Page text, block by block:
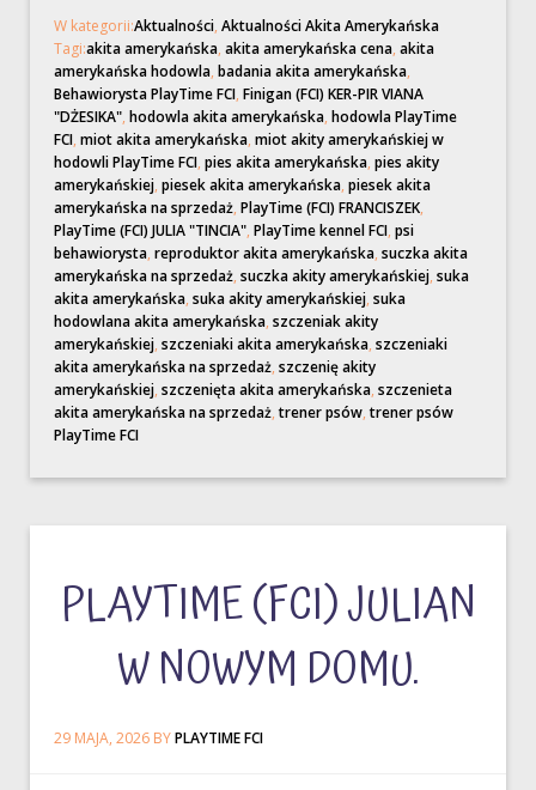
W kategorii:Aktualności,Aktualności Akita Amerykańska
Tagi:akita amerykańska,akita amerykańska cena,akita
amerykańska hodowla,badania akita amerykańska,
Behawiorysta PlayTime FCI,Finigan (FCI) KER-PIR VIANA
"DŻESIKA",hodowla akita amerykańska,hodowla PlayTime
FCI,miot akita amerykańska,miot akity amerykańskiej w
hodowli PlayTime FCI,pies akita amerykańska,pies akity
amerykańskiej,piesek akita amerykańska,piesek akita
amerykańska na sprzedaż,PlayTime (FCI) FRANCISZEK,
PlayTime (FCI) JULIA "TINCIA",PlayTime kennel FCI,psi
behawiorysta,reproduktor akita amerykańska,suczka akita
amerykańska na sprzedaż,suczka akity amerykańskiej,suka
akita amerykańska,suka akity amerykańskiej,suka
hodowlana akita amerykańska,szczeniak akity
amerykańskiej,szczeniaki akita amerykańska,szczeniaki
akita amerykańska na sprzedaż,szczenię akity
amerykańskiej,szczenięta akita amerykańska,szczenieta
akita amerykańska na sprzedaż,trener psów,trener psów
PlayTime FCI
PLAYTIME (FCI) JULIAN
W NOWYM DOMU.
29 MAJA, 2026 BYPLAYTIME FCI